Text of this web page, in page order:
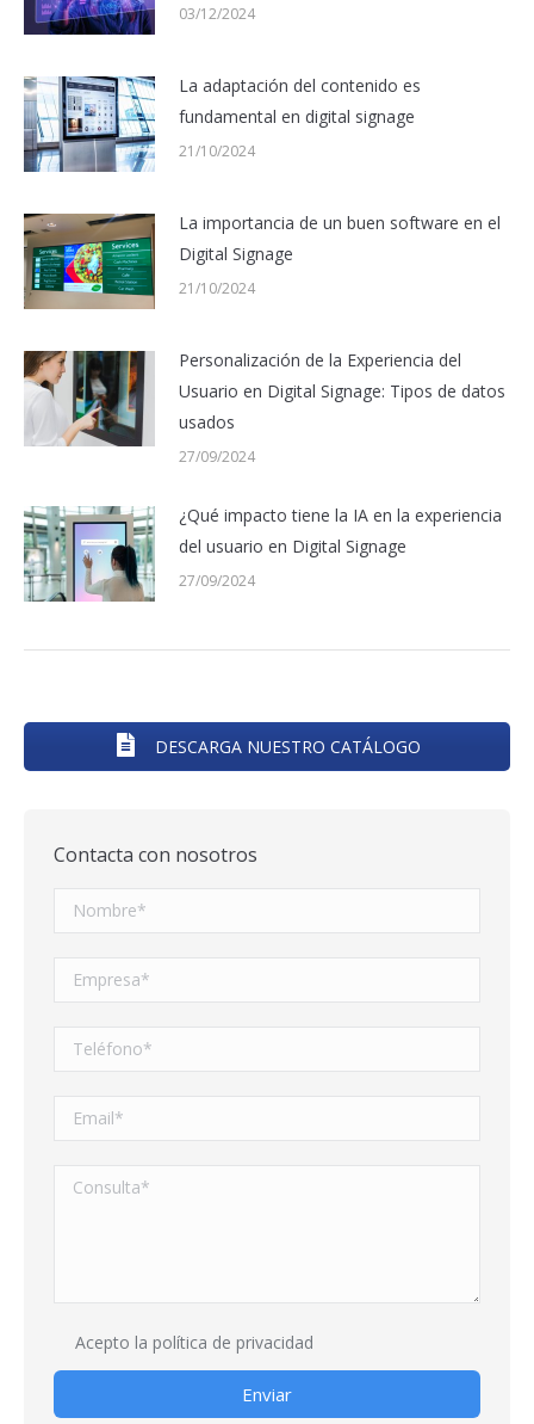
03/12/2024
La adaptación del contenido es
fundamental en digital signage
21/10/2024
La importancia de un buen software en el
Digital Signage
21/10/2024
Personalización de la Experiencia del
Usuario en Digital Signage: Tipos de datos
usados
27/09/2024
¿Qué impacto tiene la IA en la experiencia
del usuario en Digital Signage
27/09/2024
DESCARGA NUESTRO CATÁLOGO
Contacta con nosotros
Acepto la política de privacidad